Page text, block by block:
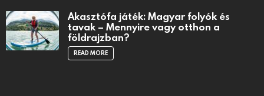
Akasztófa játék: Magyar folyók és
tavak – Mennyire vagy otthon a
földrajzban?
READ MORE